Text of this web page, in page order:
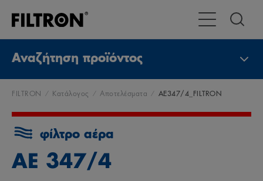
Εναλλαγή
Αναζήτηση προϊόντος
FILTRON Κατάλογος Αποτελέσματα AE347/4_FILTRON
φίλτρο αέρα
AE 347/4